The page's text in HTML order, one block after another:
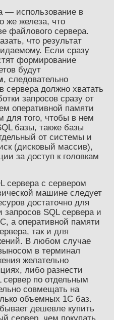
— использование в
же железа, что
файлового сервера.
что результат
Если сразу
формирование
будут
, следовательно
сервера должно хватать
запросов сразу от
оперативной памяти
для того, чтобы в нем
базы, также базы
от системы и
(дисковый массив),
за доступ к головкам
сервера с сервером
машине следует
достаточно для
SQL сервера и
а оперативной памяти
так и для
В любом случае
в терминал
желательно
либо разнести
по отдельным
совмещать на
объемных 1С баз.
дешевле купить